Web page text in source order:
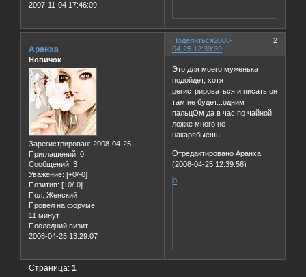
2007-11-04 17:46:09
Поделиться 2
2008-
04-25 12:39:39
Аранха
Новичок
Зарегистрирован: 2008-04-25
Приглашений: 0
Сообщений: 3
Уважение: [+0/-0]
Позитив: [+0/-0]
Пол: Женский
Провел на форуме:
11 минут
Последний визит:
2008-04-25 13:29:07
Это для моего муженька
подойдет, хотя
регистрироваться и писать он
там не будет...одним
пальцОм да в час по чайной
ложке много не
накарябыешь....
Отредактировано Аранха
(2008-04-25 12:39:56)
0
Страница:1